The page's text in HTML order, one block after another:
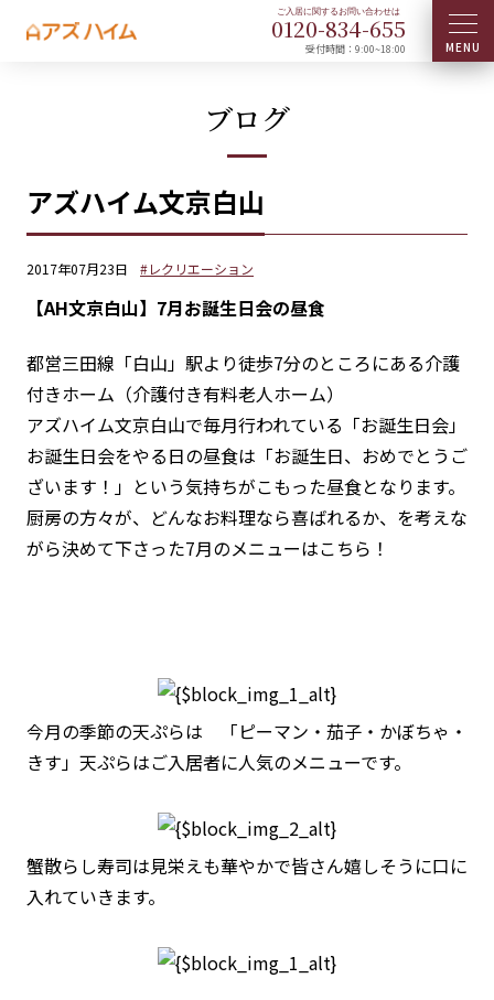
0120-834-655
受付時間：9:00~18:00
ブログ
アズハイム文京白山
2017年07月23日 #レクリエーション
【AH文京白山】7月お誕生日会の昼食
都営三田線「白山」駅より徒歩7分のところにある介護
付きホーム（介護付き有料老人ホーム）
アズハイム文京白山で毎月行われている「お誕生日会」
お誕生日会をやる日の昼食は「お誕生日、おめでとうご
ざいます！」という気持ちがこもった昼食となります。
厨房の方々が、どんなお料理なら喜ばれるか、を考えな
がら決めて下さった7月のメニューはこちら！
今月の季節の天ぷらは 「ピーマン・茄子・かぼちゃ・
きす」天ぷらはご入居者に人気のメニューです。
蟹散らし寿司は見栄えも華やかで皆さん嬉しそうに口に
入れていきます。